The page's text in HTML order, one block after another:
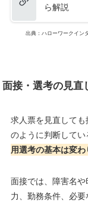
ら解説
出典：ハローワークイン
面接・選考の見直
求人票を見直して
のように判断してい
用選考の基本は変わ
面接では、障害名
力、勤務条件、必